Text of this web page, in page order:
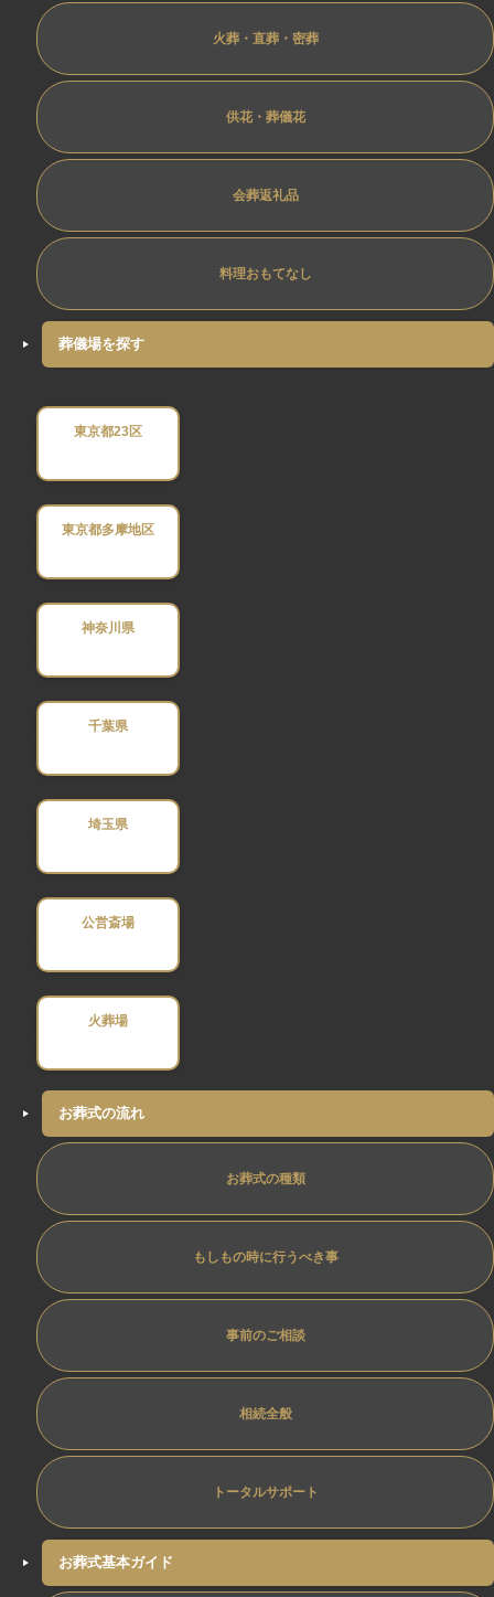
火葬・直葬・密葬
供花・葬儀花
会葬返礼品
料理おもてなし
葬儀場を探す
東京都23区
東京都多摩地区
神奈川県
千葉県
埼玉県
公営斎場
火葬場
お葬式の流れ
お葬式の種類
もしもの時に行うべき事
事前のご相談
相続全般
トータルサポート
お葬式基本ガイド